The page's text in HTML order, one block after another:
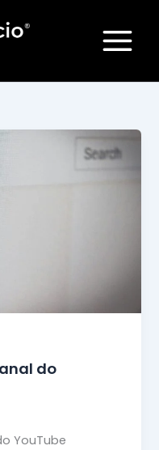
do
YouTube